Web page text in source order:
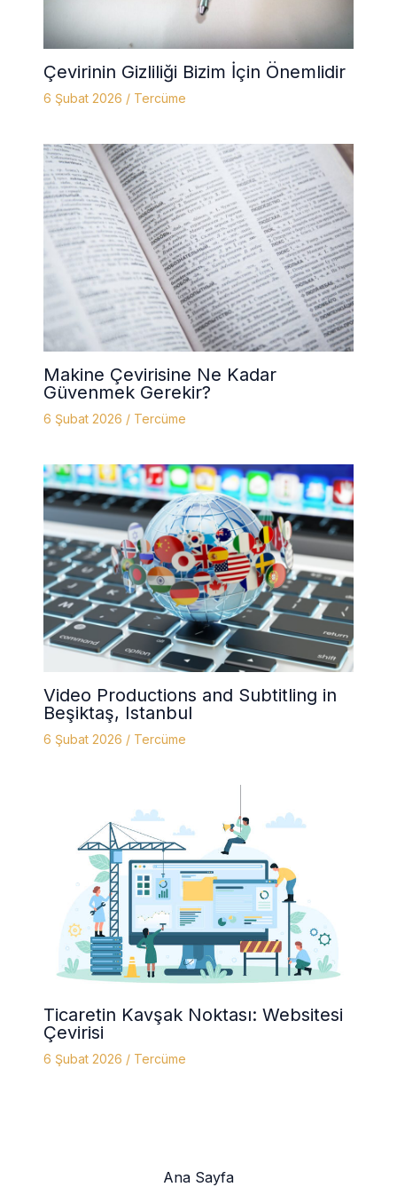
Çevirinin Gizliliği Bizim İçin Önemlidir
6 Şubat 2026 / Tercüme
Makine Çevirisine Ne Kadar
Güvenmek Gerekir?
6 Şubat 2026 / Tercüme
Video Productions and Subtitling in
Beşiktaş, Istanbul
6 Şubat 2026 / Tercüme
Ticaretin Kavşak Noktası: Websitesi
Çevirisi
6 Şubat 2026 / Tercüme
Ana Sayfa